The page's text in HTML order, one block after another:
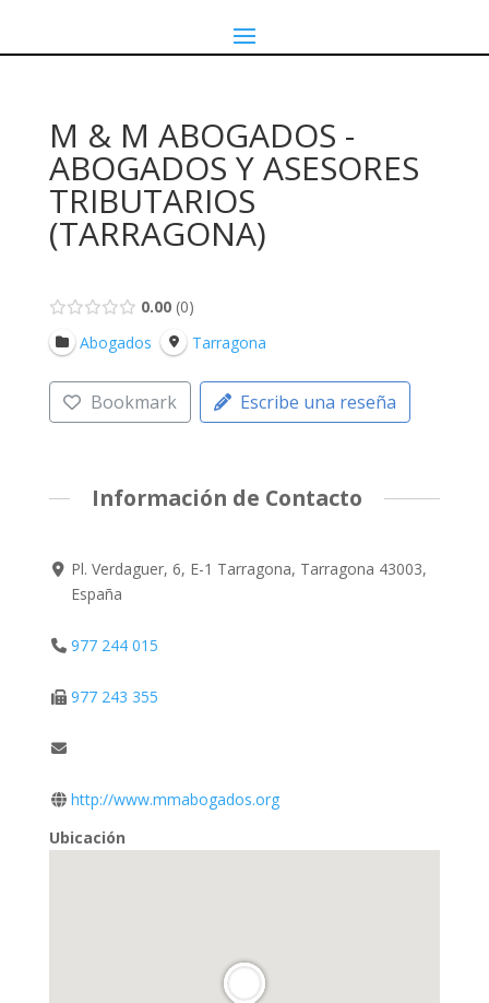
M & M ABOGADOS -
ABOGADOS Y ASESORES
TRIBUTARIOS
(TARRAGONA)
0.00 0
Abogados
Tarragona
Bookmark Escribe una reseña
Información de Contacto
Pl. Verdaguer, 6, E-1 Tarragona, Tarragona 43003,
España
977 244 015
977 243 355
http://www.mmabogados.org
Ubicación